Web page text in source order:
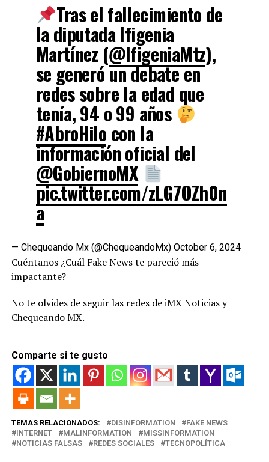
Tras el fallecimiento de
la diputada Ifigenia
Martínez (@IfigeniaMtz),
se generó un debate en
redes sobre la edad que
tenía, 94 o 99 años
#AbroHilo con la
información oficial del
@GobiernoMX
pic.twitter.com/zLG7OZh0n
a
— Chequeando Mx (@ChequeandoMx) October 6, 2024
Cuéntanos ¿Cuál Fake News te pareció más
impactante?
No te olvides de seguir las redes de iMX Noticias y
Chequeando MX.
Comparte si te gusto
TEMAS RELACIONADOS: DISINFORMATION
FAKE NEWS
INTERNET
MALINFORMATION
MISSINFORMATION
NOTICIAS FALSAS
REDES SOCIALES TECNOPOLÍTICA